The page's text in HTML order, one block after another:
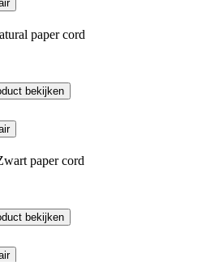
paper cord
bekijken
paper cord
bekijken